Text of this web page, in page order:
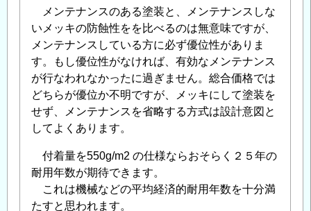
メンテナンスのある塗装と、メンテナンスしな
いメッキの防蝕性をを比べるのは無意味ですが、
メンテナンスしている方に必ず優位性がありま
す。もし優位性がなければ、有効なメンテナンス
が行なわれなかったに過ぎません。総合価格では
どちらが優位か不明ですが、メッキにして塗装を
せず、メンテナンスを省略する方式は設計意図と
してよくあります。
付着量を550g/m2 の仕様ならおそらく２５年の
耐用年数が期待できます。
これは機械などの平均経済的耐用年数を十分満
たすと思われます。